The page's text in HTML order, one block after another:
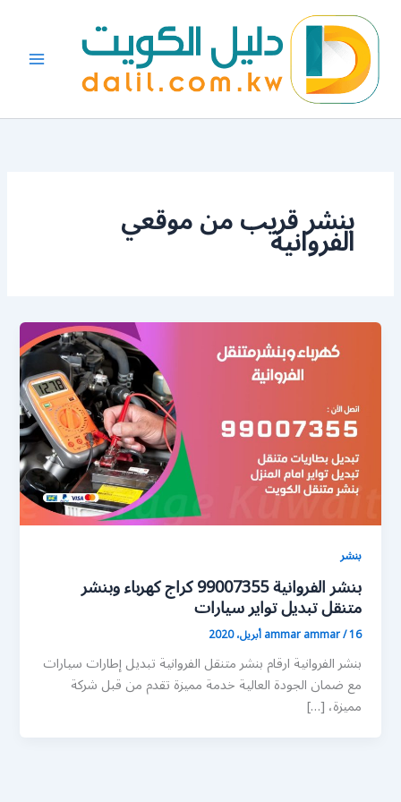
المحتوى
بنشر قريب من موقعي
الفروانية
بنشر
بنشر الفروانية 99007355 كراج كهرباء وبنشر
متنقل تبديل تواير سيارات
ammar ammar/16 أبريل، 2020
بنشر الفروانية ارقام بنشر متنقل الفروانية تبديل إطارات سيارات
مع ضمان الجودة العالية خدمة مميزة تقدم من قبل شركة
مميزة، […]